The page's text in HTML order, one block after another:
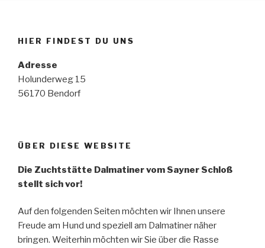
HIER FINDEST DU UNS
Adresse
Holunderweg 15
56170 Bendorf
ÜBER DIESE WEBSITE
Die Zuchtstätte Dalmatiner vom Sayner Schloß
stellt sich vor!
Auf den folgenden Seiten möchten wir Ihnen unsere
Freude am Hund und speziell am Dalmatiner näher
bringen. Weiterhin möchten wir Sie über die Rasse